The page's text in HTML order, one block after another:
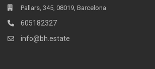
Pallars, 345, 08019, Barcelona
605182327
info@bh.estate